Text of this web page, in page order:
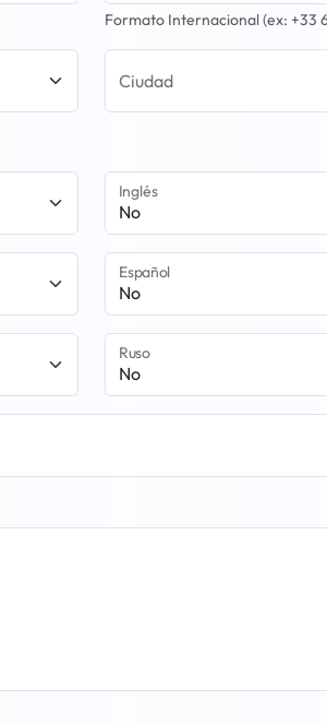
Formato Internacional (ex: +33
Ciudad
Inglés
Español
Ruso